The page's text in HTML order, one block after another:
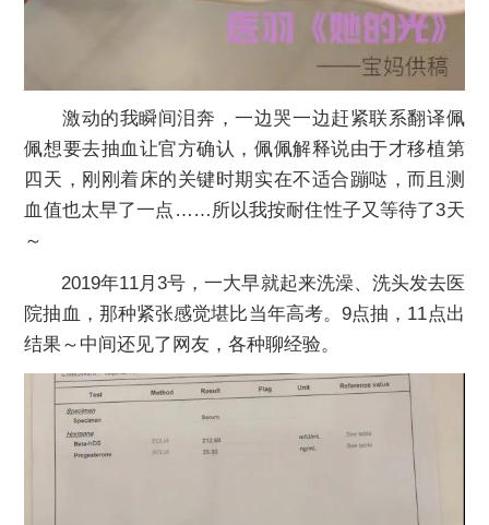
激动的我瞬间泪奔，一边哭一边赶紧联系翻译佩
佩想要去抽血让官方确认，佩佩解释说由于才移植第
四天，刚刚着床的关键时期实在不适合蹦哒，而且测
血值也太早了一点……所以我按耐住性子又等待了3天
～
2019年11月3号，一大早就起来洗澡、洗头发去医
院抽血，那种紧张感觉堪比当年高考。9点抽，11点出
结果～中间还见了网友，各种聊经验。